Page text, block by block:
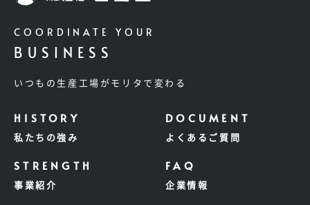
COORDINATE YOUR
BUSINESS
いつもの生産工場がモリタで変わる
私たちの強み
事業紹介
よくあるご質問
企業情報